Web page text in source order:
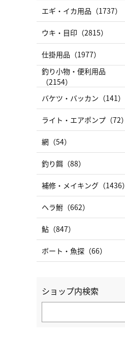
エギ・イカ用品（1737）
ウキ・目印（2815）
仕掛用品（1977）
釣り小物・便利用品
（2154）
バケツ・バッカン（141）
ライト・エアポンプ（72）
網（54）
釣り餌（88）
補修・メイキング（1436）
ヘラ鮒（662）
鮎（847）
ボート・魚探（66）
ショップ内検索